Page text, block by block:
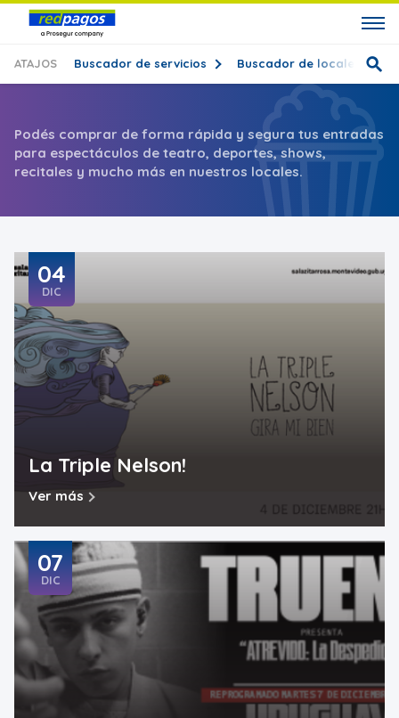
ATAJOS Buscador de servicios Buscador de locales
Podés comprar de forma rápida y segura tus entradas
para espectáculos de teatro, deportes, shows,
recitales y mucho más en nuestros locales.
La Triple Nelson!
Ver más
04
DIC
07
DIC